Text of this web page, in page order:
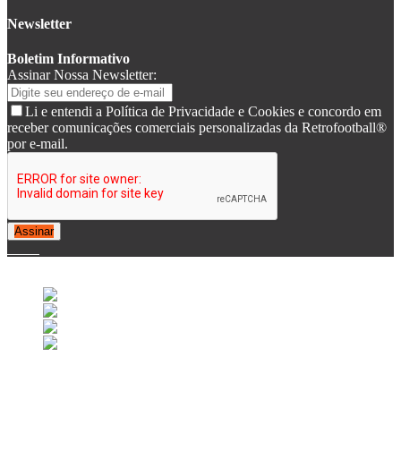
Newsletter
Boletim Informativo
Assinar Nossa Newsletter:
Li e entendi a Política de Privacidade e Cookies e concordo em
receber comunicações comerciais personalizadas da Retrofootball®
por e-mail.
Assinar